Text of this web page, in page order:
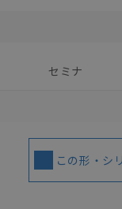
セミナ
この形・シ